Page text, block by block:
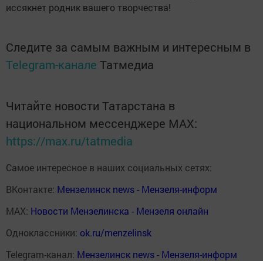
иссякнет родник вашего творчества!
Следите за самым важным и интересным в
Telegram-канале Татмедиа
Читайте новости Татарстана в
национальном мессенджере MАХ:
https://max.ru/tatmedia
Самое интересное в наших социальных сетях:
ВКонтакте: Мензелинск news - Мензеля-информ
MAX: Новости Мензелинска - Мензеля онлайн
Одноклассники: ok.ru/menzelinsk
Telegram-канал: Мензелинск news - Мензеля-информ